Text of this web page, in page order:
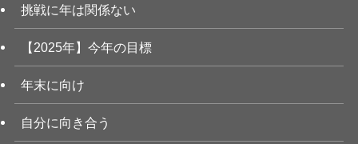
挑戦に年は関係ない
【2025年】今年の目標
年末に向け
自分に向き合う